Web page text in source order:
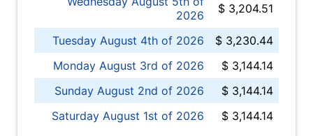
2026
$ 3,204.51
Tuesday August 4th of 2026
$ 3,230.44
Monday August 3rd of 2026
$ 3,144.14
Sunday August 2nd of 2026
$ 3,144.14
Saturday August 1st of 2026
$ 3,144.14